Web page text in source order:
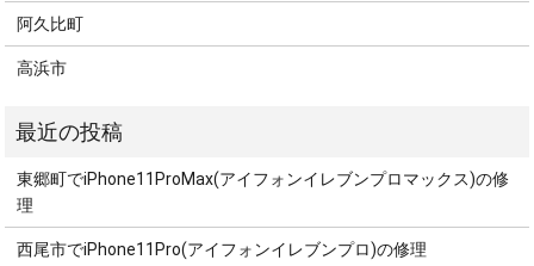
阿久比町
高浜市
東郷町でiPhone11ProMax(アイフォンイレブンプロマックス)の修
理
西尾市でiPhone11Pro(アイフォンイレブンプロ)の修理